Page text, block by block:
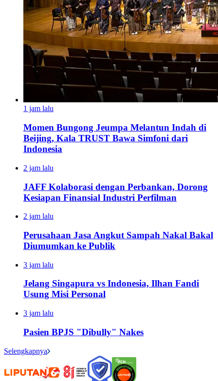
1 jam lalu
Momen Bungong Jeumpa Melantun Indah di
Beijing, Kala TRUST Bawa Simfoni dari
Indonesia
2 jam lalu
JAFF Kolaborasi dengan Perbankan, Dorong
Kesiapan Finansial Industri Perfilman
2 jam lalu
Perusahaan Jasa Angkut Sampah Nakal Bakal
Diumumkan ke Publik
3 jam lalu
Jelang Singapura vs Indonesia, Ilhan Fandi
Usung Misi Personal
3 jam lalu
Pasien BPJS "Dibully" Nakes
Selengkapnya